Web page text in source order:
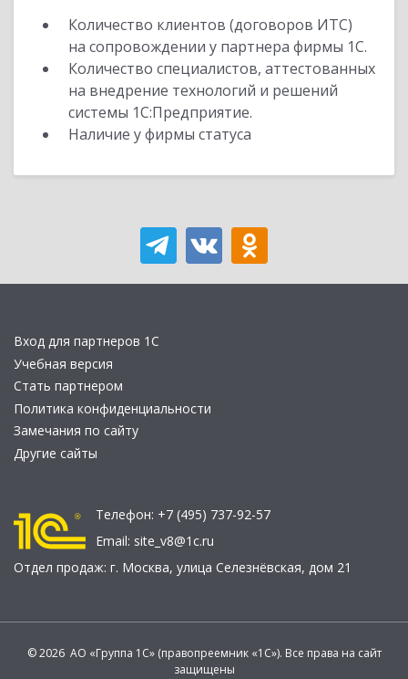
Количество клиентов (договоров ИТС)
на сопровождении у партнера фирмы 1С.
Количество специалистов, аттестованных
на внедрение технологий и решений
системы 1С:Предприятие.
Наличие у фирмы статуса
Вход для партнеров 1С
Учебная версия
Стать партнером
Политика конфиденциальности
Замечания по сайту
Другие сайты
Телефон: +7 (495) 737-92-57
Email: site_v8@1c.ru
Отдел продаж: г. Москва, улица Селезнёвская, дом 21
© 2026 АО «Группа 1С» (правопреемник «1С»). Все права на сайт
защищены